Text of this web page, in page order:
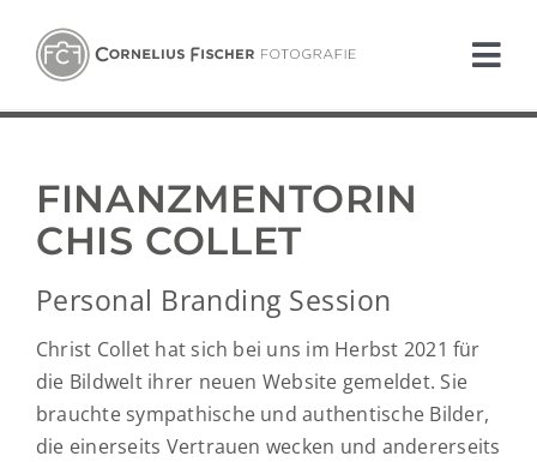
Inhalt
springen
ANGEBOT
BLOG
DRUCKSERVICE
FINANZMENTORIN
CHIS COLLET
Personal Branding Session
Christ Collet hat sich bei uns im Herbst 2021 für
die Bildwelt ihrer neuen Website gemeldet. Sie
brauchte sympathische und authentische Bilder,
die einerseits Vertrauen wecken und andererseits